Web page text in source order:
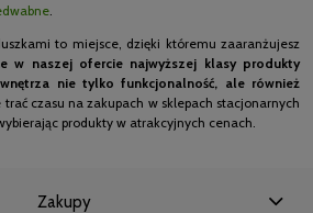
to miejsce, dzięki któremu zaaranżujesz
w naszej ofercie najwyższej klasy produkty
nie tylko funkcjonalność, ale również
trać czasu na zakupach w sklepach stacjonarnych
produkty w atrakcyjnych cenach.
Zakupy